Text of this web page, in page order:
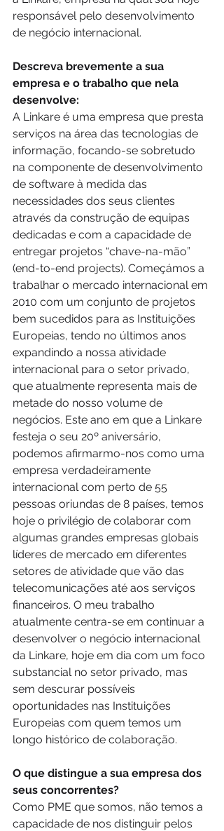
responsável pelo desenvolvimento
de negócio internacional.
Descreva brevemente a sua
empresa e o trabalho que nela
desenvolve:
A Linkare é uma empresa que presta
serviços na área das tecnologias de
informação, focando-se sobretudo
na componente de desenvolvimento
de software à medida das
necessidades dos seus clientes
através da construção de equipas
dedicadas e com a capacidade de
entregar projetos “chave-na-mão”
(end-to-end projects). Começámos a
trabalhar o mercado internacional em
2010 com um conjunto de projetos
bem sucedidos para as Instituições
Europeias, tendo no últimos anos
expandindo a nossa atividade
internacional para o setor privado,
que atualmente representa mais de
metade do nosso volume de
negócios. Este ano em que a Linkare
festeja o seu 20º aniversário,
podemos afirmarmo-nos como uma
empresa verdadeiramente
internacional com perto de 55
pessoas oriundas de 8 países, temos
hoje o privilégio de colaborar com
algumas grandes empresas globais
líderes de mercado em diferentes
setores de atividade que vão das
telecomunicações até aos serviços
financeiros. O meu trabalho
atualmente centra-se em continuar a
desenvolver o negócio internacional
da Linkare, hoje em dia com um foco
substancial no setor privado, mas
sem descurar possíveis
oportunidades nas Instituições
Europeias com quem temos um
longo histórico de colaboração.
O que distingue a sua empresa dos
seus concorrentes?
Como PME que somos, não temos a
capacidade de nos distinguir pelos